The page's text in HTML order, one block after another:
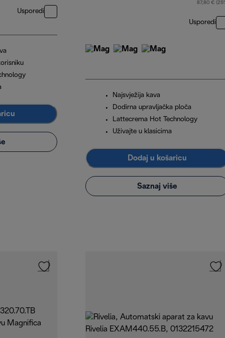
Usporedi
87,80 €
Usporedi
Najsvježija kava
Dodirna upravljačka ploča
Lattecrema Hot Technology
Uživajte u klasicima
Dodaj u košaricu
Saznaj više